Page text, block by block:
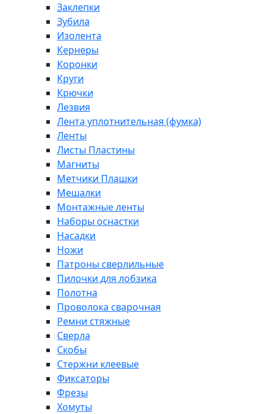
Заклепки
Зубила
Изолента
Кернеры
Коронки
Круги
Крючки
Лезвия
Лента уплотнительная (фумка)
Ленты
Листы Пластины
Магниты
Метчики Плашки
Мешалки
Монтажные ленты
Наборы оснастки
Насадки
Ножи
Патроны сверлильные
Пилочки для лобзика
Полотна
Проволока сварочная
Ремни стяжные
Сверла
Скобы
Стержни клеевые
Фиксаторы
Фрезы
Хомуты